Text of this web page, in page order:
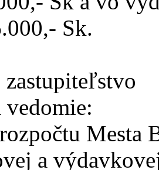
Sk.
zastupiteľstvo
vedomie:
Mesta
a